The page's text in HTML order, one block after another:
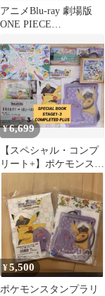
アニメBlu-ray 劇場版
ONE PIECE
ル・デラックス・エデ
ィション 初回生産限定
¥6,699
【スペシャル・コンプ
リート+】ポケモンスタ
ンプラリー 2026
stage1~3
¥5,500
ポケモンスタンプラリ